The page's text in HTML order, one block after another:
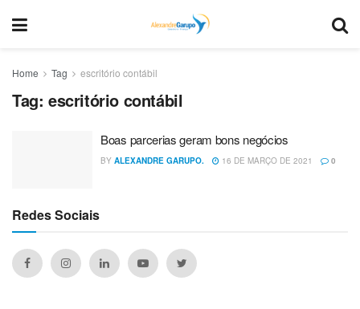
Home Tag escritório contábil
Tag: escritório contábil
Boas parcerias geram bons negócios
BY ALEXANDRE GARUPO. 16 DE MARÇO DE 2021 0
Redes Sociais